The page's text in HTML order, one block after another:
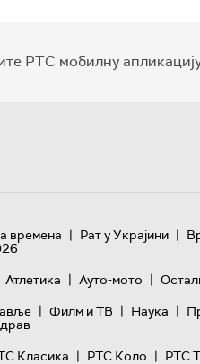
РТС мобилну
времена | Рат у Украјини |
Атлетика | Ауто-мото |
| Филм и ТВ | Наука |
Класика | РТС Коло | РТС